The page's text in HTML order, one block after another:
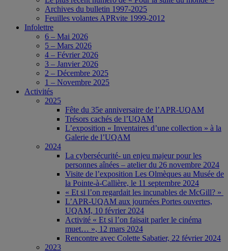
Archives du bulletin 1997-2025
Feuilles volantes APRvite 1999-2012
Infolettre
6 – Mai 2026
5 – Mars 2026
4 – Février 2026
3 – Janvier 2026
2 – Décembre 2025
1 – Novembre 2025
Activités
2025
Fête du 35e anniversaire de l’APR-UQAM
Trésors cachés de l’UQAM
L’exposition « Inventaires d’une collection » à la
Galerie de l’UQAM
2024
La cybersécurité- un enjeu majeur pour les
personnes aînées – atelier du 26 novembre 2024
Visite de l’exposition Les Olmèques au Musée de
la Pointe-à-Callière, le 11 septembre 2024
« Et si l’on regardait les incunables de McGill? »
L’APR-UQAM aux journées Portes ouvertes,
UQAM, 10 février 2024
Activité « Et si l’on faisait parler le cinéma
muet… », 12 mars 2024
Rencontre avec Colette Sabatier, 22 février 2024
2023